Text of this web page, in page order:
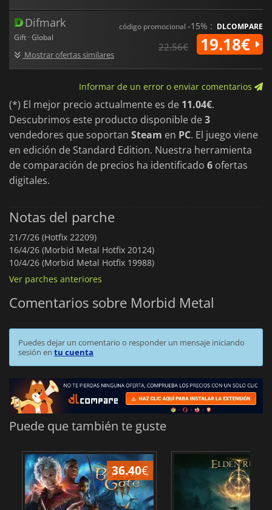
Difmark
Gift · Global
Mostrar ofertas similares
código promocional -15% : DLCOMPARE
22.56€ 19.18€
Informar de un error o enviar comentarios
(*) El mejor precio actualmente es de 11.04€.
Descubrimos este producto disponible de3
vendedores que soportan Steam en PC. El juego viene
en edición de Standard Edition. Nuestra herramienta
de comparación de precios ha identificado 6 ofertas
digitales.
Notas del parche
21/7/26 (Hotfix 22209)
16/4/26 (Morbid Metal Hotfix 20124)
10/4/26 (Morbid Metal Hotfix 19988)
Ver parches anteriores
Comentarios sobre Morbid Metal
Puedes dejar un comentario o responder un mensaje iniciando
sesión en tu cuenta
Puede que también te guste
36.40€